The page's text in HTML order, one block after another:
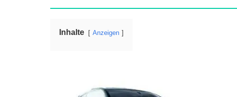
Inhalte Anzeigen